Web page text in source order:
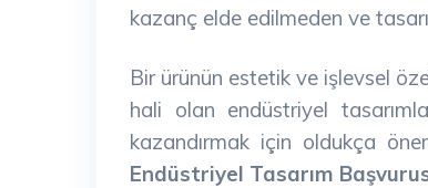
kazanç elde edilmeden ve
Bir ürünün estetik ve işlevsel
hali olan endüstriyel
kazandırmak için oldukça
Endüstriyel Tasarım